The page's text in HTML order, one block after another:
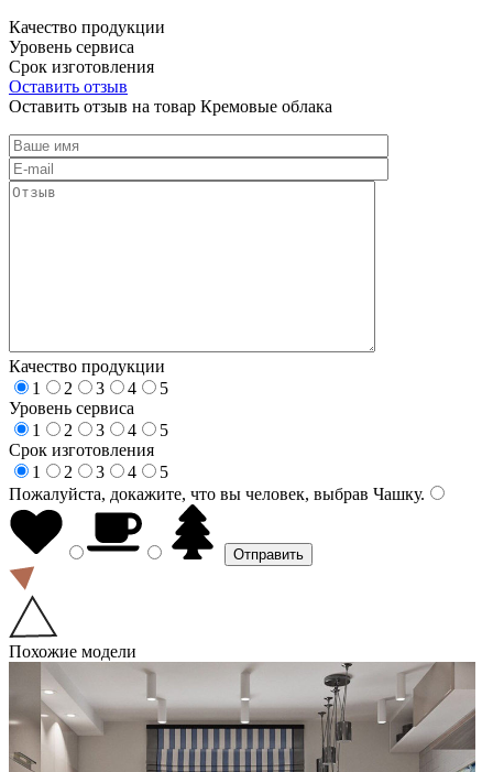
Качество продукции
Уровень сервиса
Срок изготовления
Оставить отзыв
Оставить отзыв на товар Кремовые облака
Качество продукции
1
2 3 4
5
Уровень сервиса
1
2 3 4
5
Срок изготовления
1
2 3 4
5
Пожалуйста, докажите, что вы человек, выбрав Чашку.
Похожие модели